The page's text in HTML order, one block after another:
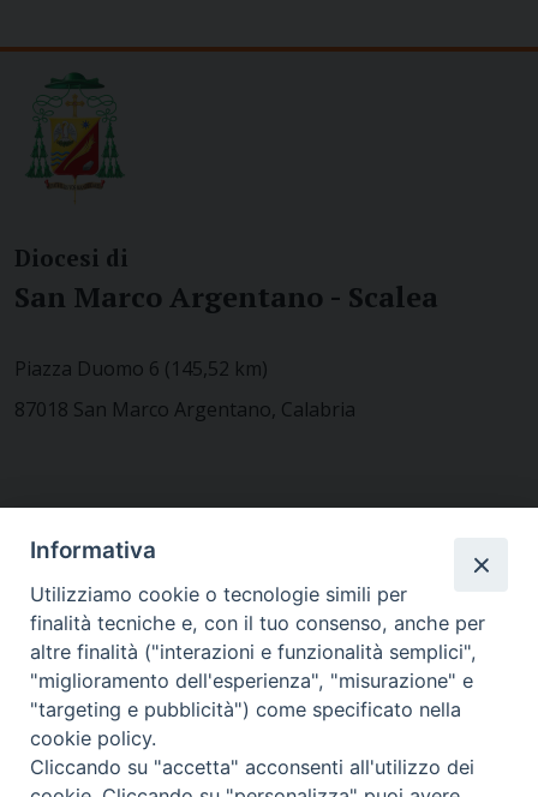
Diocesi di
San Marco Argentano - Scalea
Piazza Duomo 6 (145,52 km)
87018 San Marco Argentano, Calabria
MODULISTICA
WEBMAIL
Informativa
Utilizziamo cookie o tecnologie simili per
finalità tecniche e, con il tuo consenso, anche per
altre finalità ("interazioni e funzionalità semplici",
"miglioramento dell'esperienza", "misurazione" e
"targeting e pubblicità") come specificato nella
cookie policy.
Cliccando su "accetta" acconsenti all'utilizzo dei